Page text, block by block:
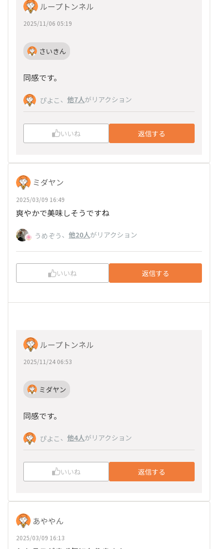
ループトンネル
2025/11/06 05:19
さいきん
同感です。
ぴよこ 、 他7人がリアクション
いいね 返信する
ミダヤン
2025/03/09 16:49
爽やかで美味しそうですね
うめぞう 、 他20人がリアクション
いいね 返信する
ループトンネル
2025/11/24 06:53
ミダヤン
同感です。
ぴよこ 、 他4人がリアクション
いいね 返信する
あややん
2025/03/09 16:13